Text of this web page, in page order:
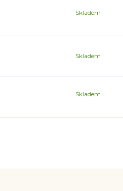
Skladem
Skladem
Skladem